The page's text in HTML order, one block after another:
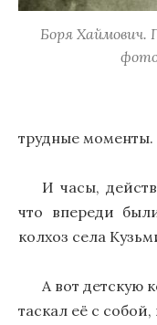
Боря Хаймович.
трудные моменты.
И часы,
что впереди
колхоз села
А вот детскую
таскал её с